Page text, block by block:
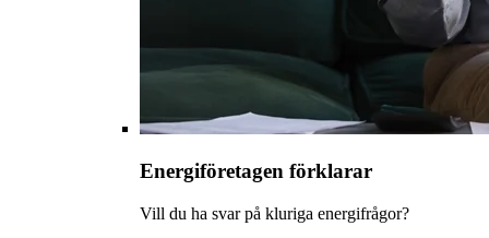
Energiföretagen förklarar
Vill du ha svar på kluriga energifrågor?